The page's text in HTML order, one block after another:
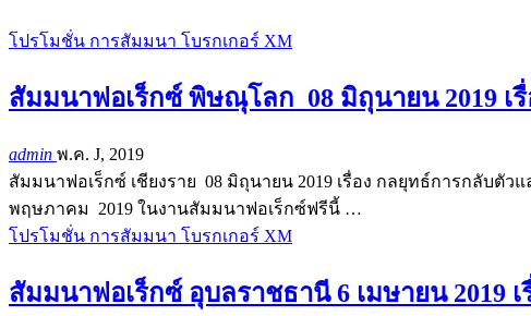
โปรโมชั่น การสัมมนา โบรกเกอร์ XM
สัมมนาฟอเร็กซ์ พิษณุโลก 08 มิถุนายน 2019 เ
admin พ.ค. J, 2019
สัมมนาฟอเร็กซ์ เชียงราย 08 มิถุนายน 2019 เรื่อง กลยุทธ์การกลับตั
พฤษภาคม 2019 ในงานสัมมนาฟอเร็กซ์ฟรีนี้ …
โปรโมชั่น การสัมมนา โบรกเกอร์ XM
สัมมนาฟอเร็กซ์ อุบลราชธานี 6 เมษายน 2019